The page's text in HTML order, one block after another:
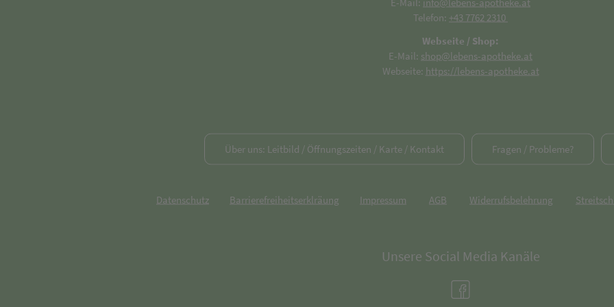
Telefon: +43 7762 2310
Webseite / Shop:
E-Mail: shop@lebens-apotheke.at
Webseite: https://lebens-apotheke.at
Über uns: Leitbild / Öffnungszeiten / Karte / Kontakt Fragen / Probleme?
Datenschutz Barrierefreiheitserklräung Impressum AGB Widerrufsbelehrung
Unsere Social Media Kanäle